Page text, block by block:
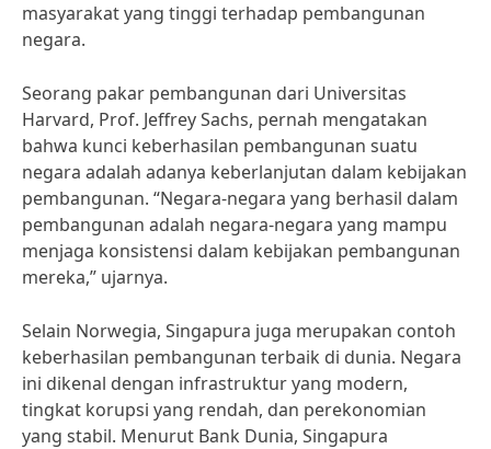
masyarakat yang tinggi terhadap pembangunan
negara.
Seorang pakar pembangunan dari Universitas
Harvard, Prof. Jeffrey Sachs, pernah mengatakan
bahwa kunci keberhasilan pembangunan suatu
negara adalah adanya keberlanjutan dalam kebijakan
pembangunan. “Negara-negara yang berhasil dalam
pembangunan adalah negara-negara yang mampu
menjaga konsistensi dalam kebijakan pembangunan
mereka,” ujarnya.
Selain Norwegia, Singapura juga merupakan contoh
keberhasilan pembangunan terbaik di dunia. Negara
ini dikenal dengan infrastruktur yang modern,
tingkat korupsi yang rendah, dan perekonomian
yang stabil. Menurut Bank Dunia, Singapura